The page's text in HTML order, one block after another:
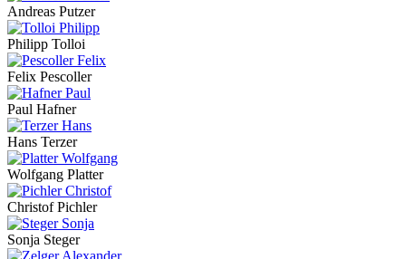
Andreas Putzer
Philipp Tolloi
Felix Pescoller
Paul Hafner
Hans Terzer
Wolfgang Platter
Christof Pichler
Sonja Steger